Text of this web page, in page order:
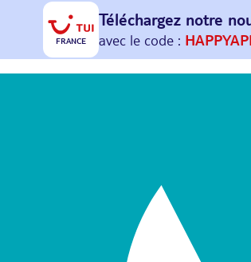
FRANCE
Téléchargez notre
Et profitez de 30€
avec le code :